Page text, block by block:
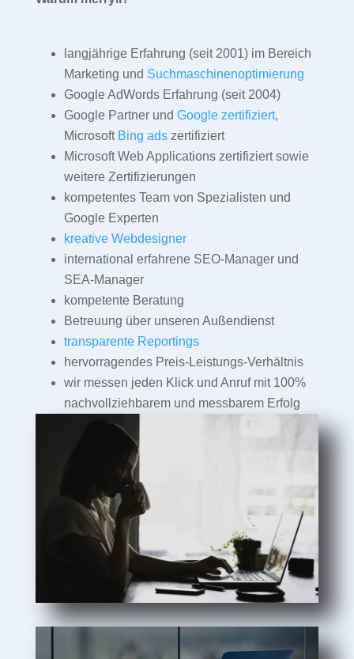
langjährige Erfahrung (seit 2001) im Bereich
Marketing und Suchmaschinenoptimierung
Google AdWords Erfahrung (seit 2004)
Google Partner und Google zertifiziert,
Microsoft Bing adszertifiziert
Microsoft Web Applications zertifiziert sowie
weitere Zertifizierungen
kompetentes Team von Spezialisten und
Google Experten
kreative Webdesigner
international erfahrene SEO-Manager und
SEA-Manager
kompetente Beratung
Betreuung über unseren Außendienst
transparente Reportings
hervorragendes Preis-Leistungs-Verhältnis
wir messen jeden Klick und Anruf mit 100%
nachvollziehbarem und messbarem Erfolg